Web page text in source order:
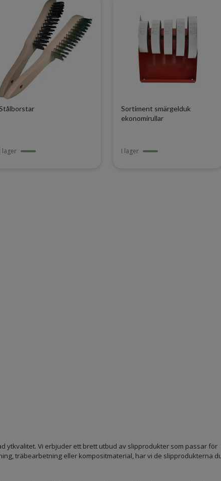
I lager
Sortiment smärgelduk
ekonomirullar
I lager
ytkvalitet. Vi erbjuder ett brett utbud av slipprodukter som passar för
träbearbetning eller kompositmaterial, har vi de slipprodukterna